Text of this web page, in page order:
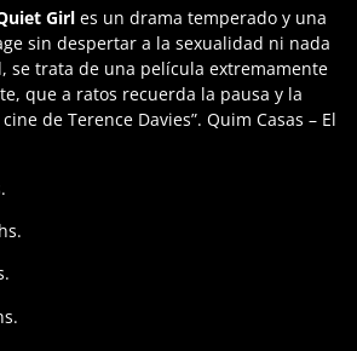
Girl es un drama temperado y una
sin despertar a la sexualidad ni nada
se trata de una película extremamente
que a ratos recuerda la pausa y la
de Terence Davies”. Quim Casas – El